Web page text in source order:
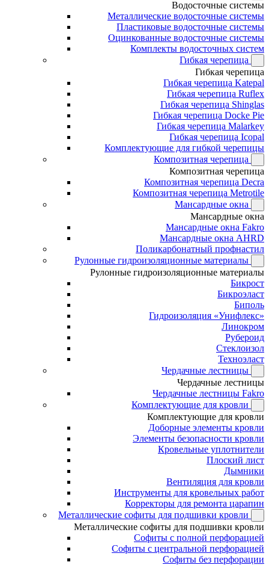
Водосточные системы
Металлические водосточные системы
Пластиковые водосточные системы
Оцинкованные водосточные системы
Комплекты водосточных систем
Гибкая черепица
Гибкая черепица
Гибкая черепица Katepal
Гибкая черепица Ruflex
Гибкая черепица Shinglas
Гибкая черепица Docke Pie
Гибкая черепица Malarkey
Гибкая черепица Icopal
Комплектующие для гибкой черепицы
Композитная черепица
Композитная черепица
Композитная черепица Decra
Композитная черепица Metrotile
Мансардные окна
Мансардные окна
Мансардные окна Fakro
Мансардные окна AHRD
Поликарбонатный профнастил
Рулонные гидроизоляционные материалы
Рулонные гидроизоляционные материалы
Бикрост
Бикроэласт
Биполь
Гидроизоляция «Унифлекс»
Линокром
Рубероид
Стеклоизол
Техноэласт
Чердачные лестницы
Чердачные лестницы
Чердачные лестницы Fakro
Комплектующие для кровли
Комплектующие для кровли
Доборные элементы кровли
Элементы безопасности кровли
Кровельные уплотнители
Плоский лист
Дымники
Вентиляция для кровли
Инструменты для кровельных работ
Корректоры для ремонта царапин
Металлические софиты для подшивки кровли
Металлические софиты для подшивки кровли
Софиты с полной перфорацией
Софиты с центральной перфорацией
Софиты без перфорации